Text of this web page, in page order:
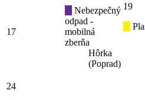
17
Nebezpečný
odpad -
mobilná
zberňa
Hôrka
(Poprad)
19
24